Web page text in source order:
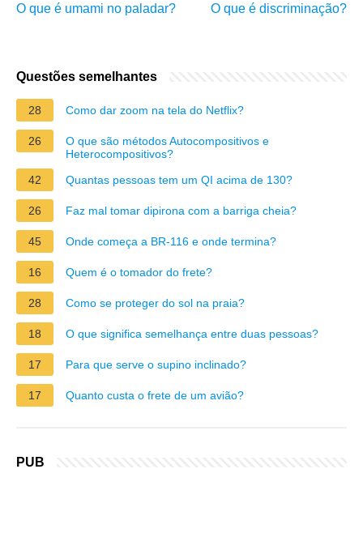
O que é umami no paladar?
O que é discriminação?
Questões semelhantes
28 Como dar zoom na tela do Netflix?
26
O que são métodos Autocompositivos e
Heterocompositivos?
42
Quantas pessoas tem um QI acima de 130?
26 Faz mal tomar dipirona com a barriga cheia?
45 Onde começa a BR-116 e onde termina?
16 Quem é o tomador do frete?
28 Como se proteger do sol na praia?
18 O que significa semelhança entre duas pessoas?
17 Para que serve o supino inclinado?
17 Quanto custa o frete de um avião?
PUB